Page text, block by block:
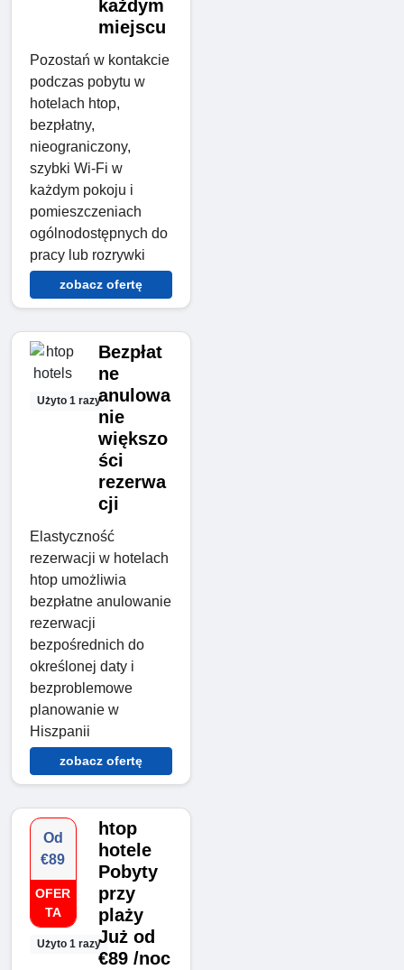
każdym
miejscu
Pozostań w kontakcie
podczas pobytu w
hotelach htop,
bezpłatny,
nieograniczony,
szybki Wi-Fi w
każdym pokoju i
pomieszczeniach
ogólnodostępnych do
pracy lub rozrywki
zobacz ofertę
Użyto 1 razy
Bezpłat
ne
anulowa
nie
większo
ści
rezerwa
cji
Elastyczność
rezerwacji w hotelach
htop umożliwia
bezpłatne anulowanie
rezerwacji
bezpośrednich do
określonej daty i
bezproblemowe
planowanie w
Hiszpanii
zobacz ofertę
Od
€89
OFER
TA
Użyto 1 razy
htop
hotele
Pobyty
przy
plaży
Już od
€89 /noc